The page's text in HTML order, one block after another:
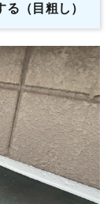
（目粗し）